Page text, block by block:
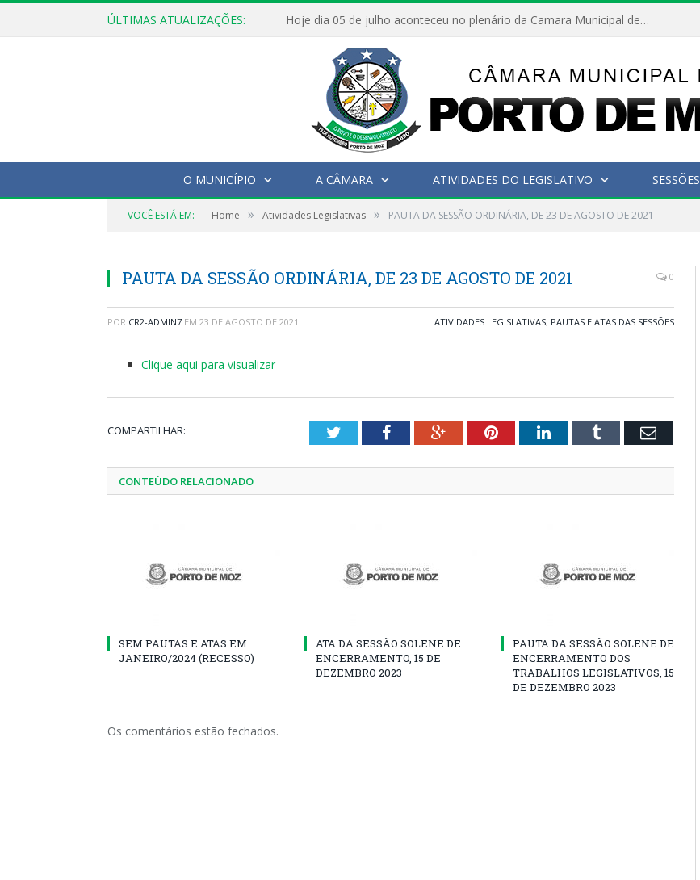
ÚLTIMAS ATUALIZAÇÕES: Hoje dia 05 de julho aconteceu no plenário da Camara Municipal de Porto de Moz a Sessão Solene de Abertura dos Trabalhos Legislativos 2º Período da 23ª Legislatura
O MUNICÍPIO A CÂMARA ATIVIDADES DO LEGISLATIVO SESSÕES
VOCÊ ESTÁ EM: Home » Atividades Legislativas » PAUTA DA SESSÃO ORDINÁRIA, DE 23 DE AGOSTO DE 2021
PAUTA DA SESSÃO ORDINÁRIA, DE 23 DE AGOSTO DE 2021 0
POR CR2-ADMIN7 EM 23 DE AGOSTO DE 2021 ATIVIDADES LEGISLATIVAS, PAUTAS E ATAS DAS SESSÕES
Clique aqui para visualizar
COMPARTILHAR: TwitterFacebookGoogle+PinterestLinkedInTumblr Email
CONTEÚDO RELACIONADO
SEM PAUTAS E ATAS EM
JANEIRO/2024 (RECESSO)
ATA DA SESSÃO SOLENE DE
ENCERRAMENTO, 15 DE
DEZEMBRO 2023
PAUTA DA SESSÃO SOLENE DE
ENCERRAMENTO DOS
TRABALHOS LEGISLATIVOS, 15
DE DEZEMBRO 2023
Os comentários estão fechados.